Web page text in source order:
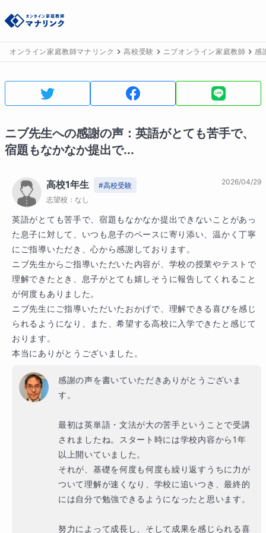
オンライン家庭教師マナリンク 高校受験 ニブオンライン家庭教師 感
ニブ先生への感謝の声： 英語がとても苦手で、
宿題もなかなか提出で...
高校1年生 #高校受験
志望校： なし
2026/04/29
英語がとても苦手で、宿題もなかなか提出できないことがあっ
た息子に対して、いつも息子のペースに寄り添い、温かく丁寧
にご指導いただき、心から感謝しております。
ニブ先生からご指導いただいた内容が、学校の授業やテストで
理解できたとき、息子がとても嬉しそうに報告してくれること
が何度もありました。
ニブ先生にご指導いただいたおかげで、理解できる喜びを感じ
られるようになり、また、希望する高校に入学できたと感じて
おります。
本当にありがとうございました。
感謝の声を書いていただきありがとうございま
す。
最初は英単語・文法が大の苦手ということで受講
されましたね。スタート時には学校内容から1年
以上開いていました。
それが、基礎を何度も何度も繰り返すうちに力が
ついて理解が速くなり、学校に追いつき、最終的
には自分で勉強できるようになったと思います。
努力によって成長し、そして成果を感じられる喜